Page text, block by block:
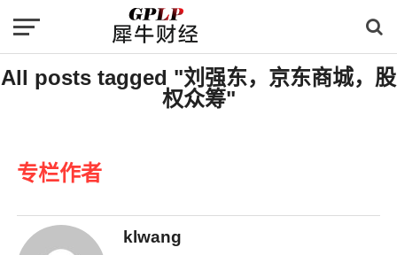
All posts tagged "刘强东，京东商城，股
权众筹"
专栏作者
klwang